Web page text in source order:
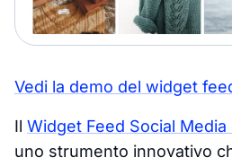
Vedi la demo del widget
Il Widget Feed Social Media
uno strumento innovativo